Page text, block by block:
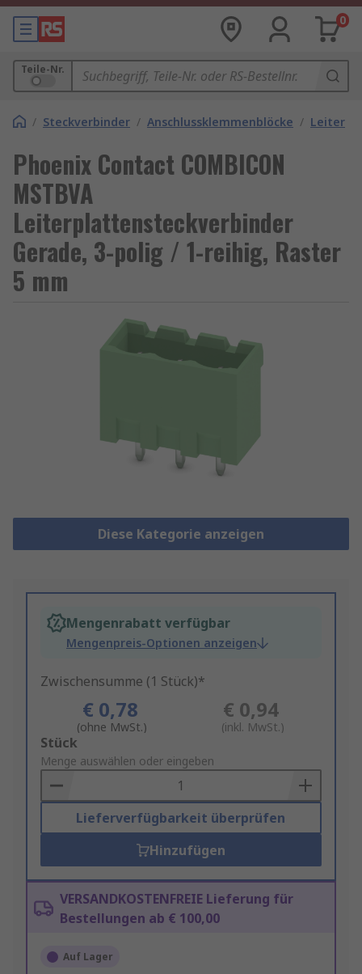
0
Teile-Nr.
/ Steckverbinder / Anschlussklemmenblöcke /
Phoenix Contact COMBICON
MSTBVA
Leiterplattensteckverbinder
Gerade, 3-polig / 1-reihig, Raster
5 mm
Diese Kategorie anzeigen
Mengenrabatt verfügbar
Mengenpreis-Optionen anzeigen
Zwischensumme (1 Stück)*
€ 0,78
(ohne MwSt.)
€ 0,94
(inkl. MwSt.)
Add
to
Basket
Stück
Menge auswählen oder eingeben
Lieferverfügbarkeit überprüfen
Hinzufügen
VERSANDKOSTENFREIE Lieferung für
Bestellungen ab € 100,00
Auf Lager